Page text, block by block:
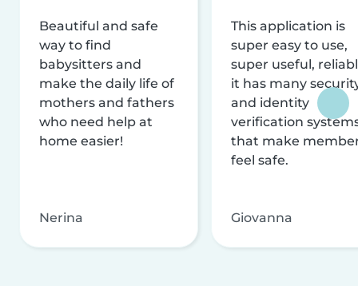
Beautiful and safe
way to find
babysitters and
make the daily life of
mothers and fathers
who need help at
home easier!
Nerina
This application is
super easy to use,
super useful,
it has many
and identity
verification
that make
feel safe.
Giovanna